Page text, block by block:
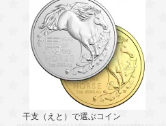
干支（えと）で選ぶコイン